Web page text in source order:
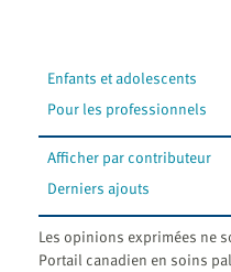
Enfants et adolescents
Pour les professionnels
Afficher par contributeur
Derniers ajouts
Les opinions exprimées ne
Portail canadien en soins